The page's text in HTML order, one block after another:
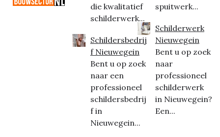
die kwalitatief
schilderwerk...
Schildersbedrij
f Nieuwegein
Bent u op zoek
naar een
professioneel
schildersbedrij
f in
Nieuwegein...
spuitwerk...
Schilderwerk
Nieuwegein
Bent u op zoek
naar
professioneel
schilderwerk
in Nieuwegein?
Een...